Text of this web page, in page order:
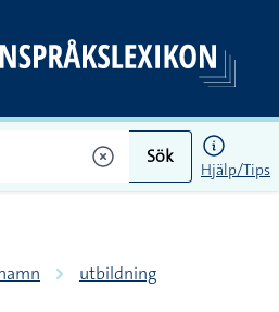
Sök
Hjälp/Tips
utbildning